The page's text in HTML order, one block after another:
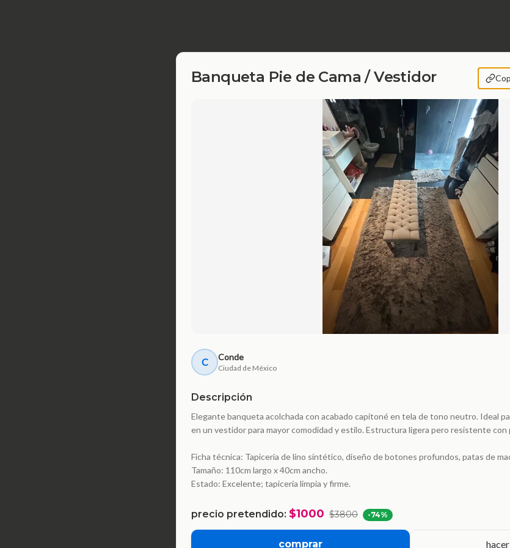
Banqueta Pie de Cama / Vestidor
C Conde
Ciudad de México
Descripción
Elegante banqueta acolchada con acabado capitoné en tela de tono neutro. Ideal
en un vestidor para mayor comodidad y estilo. Estructura ligera pero resistente con
Ficha técnica: Tapicería de lino sintético, diseño de botones profundos, patas de
Tamaño: 110cm largo x 40cm ancho.
Estado: Excelente; tapicería limpia y firme.
precio pretendido: $1000 $3800 -74%
comprar